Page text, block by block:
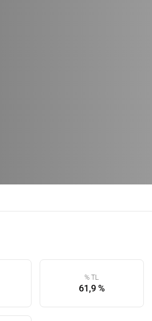
% TL
61,9 %